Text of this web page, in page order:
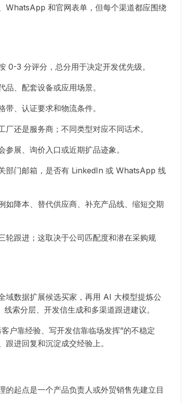
WhatsApp 和官网表单，但每个渠道都应围绕
0-3 分评分，总分用于决定开发优先级。
、配套设备或应用场景。
、认证要求和物流条件。
还是服务商；不同类型对应不同话术。
展、询价入口或近期扩品迹象。
部门邮箱，是否有 LinkedIn 或 WhatsApp 线
如降本、替代供应商、补充产品线、缩短交期
轮跟进；这取决于公司匹配度和潜在采购规
域数据扩展候选买家，再用 AI 大模型提炼公
索分层、开发信生成和多渠道跟进建议。
户靠经验、写开发信靠临场发挥”的不稳定
进回复和沉淀成交经验上。
起点是一个产品负责人或外贸销售先建立目